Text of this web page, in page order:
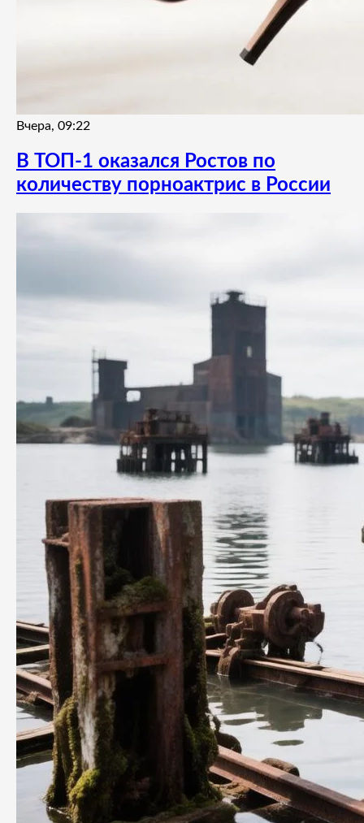
Вчера, 09:22
В ТОП-1 оказался Ростов по
количеству порноактрис в России